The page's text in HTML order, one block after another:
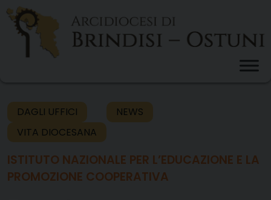
Skip
content
DAGLI UFFICI
NEWS
VITA DIOCESANA
ISTITUTO NAZIONALE PER L’EDUCAZIONE E LA
PROMOZIONE COOPERATIVA